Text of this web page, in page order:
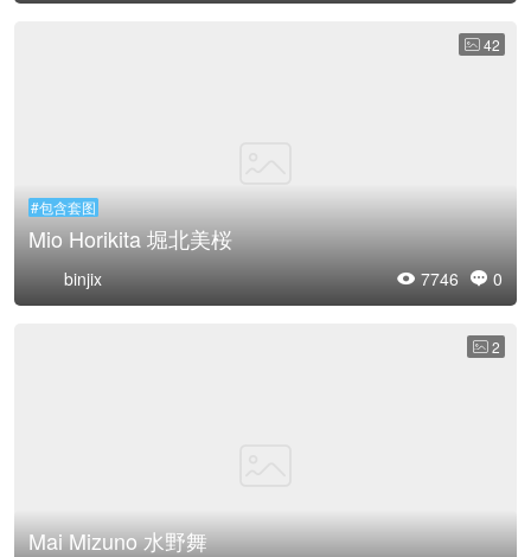
 42
#包含套图
Mio Horikita 堀北美桜
 7746  0
binjix
 2
Mai Mizuno 水野舞